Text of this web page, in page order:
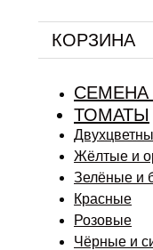
КОРЗИНА
ТОМАТЫ
Жёлтые и
Зелёные и
Красные
Розовые
Чёрные и